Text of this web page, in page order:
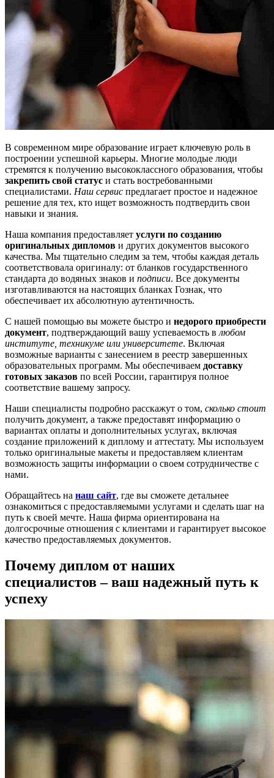
В современном мире образование играет ключевую роль в
построении успешной карьеры. Многие молодые люди
стремятся к получению высококлассного образования, чтобы
закрепить свой статус и стать востребованными
специалистами. Наш сервис предлагает простое и надежное
решение для тех, кто ищет возможность подтвердить свои
навыки и знания.
Наша компания предоставляет услуги по созданию
оригинальных дипломов и других документов высокого
качества. Мы тщательно следим за тем, чтобы каждая деталь
соответствовала оригиналу: от бланков государственного
стандарта до водяных знаков и подписи. Все документы
изготавливаются на настоящих бланках Гознак, что
обеспечивает их абсолютную аутентичность.
С нашей помощью вы можете быстро и недорого приобрести
документ, подтверждающий вашу успеваемость в любом
институте, техникуме или университете. Включая
возможные варианты с занесением в реестр завершенных
образовательных программ. Мы обеспечиваем доставку
готовых заказов по всей России, гарантируя полное
соответствие вашему запросу.
Наши специалисты подробно расскажут о том, сколько стоит
получить документ, а также предоставят информацию о
вариантах оплаты и дополнительных услугах, включая
создание приложений к диплому и аттестату. Мы используем
только оригинальные макеты и предоставляем клиентам
возможность защиты информации о своем сотрудничестве с
нами.
Обращайтесь на наш сайт, где вы сможете детальнее
ознакомиться с предоставляемыми услугами и сделать шаг на
путь к своей мечте. Наша фирма ориентирована на
долгосрочные отношения с клиентами и гарантирует высокое
качество предоставляемых документов.
Почему диплом от наших
специалистов – ваш надежный путь к
успеху